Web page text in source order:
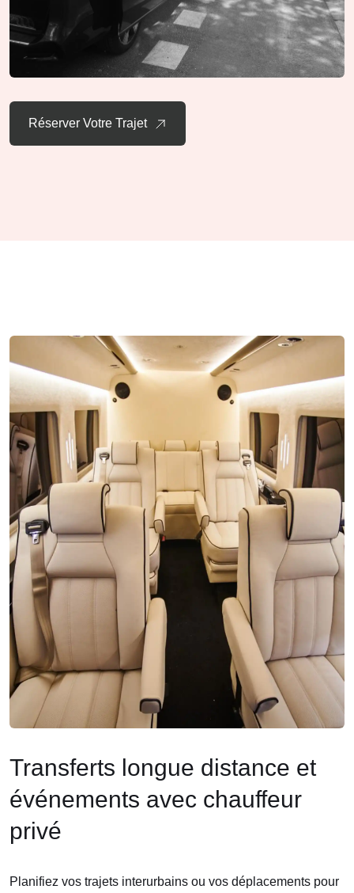
Réserver Votre Trajet
Transferts longue distance et
événements avec chauffeur
privé
Planifiez vos trajets interurbains ou vos déplacements pour